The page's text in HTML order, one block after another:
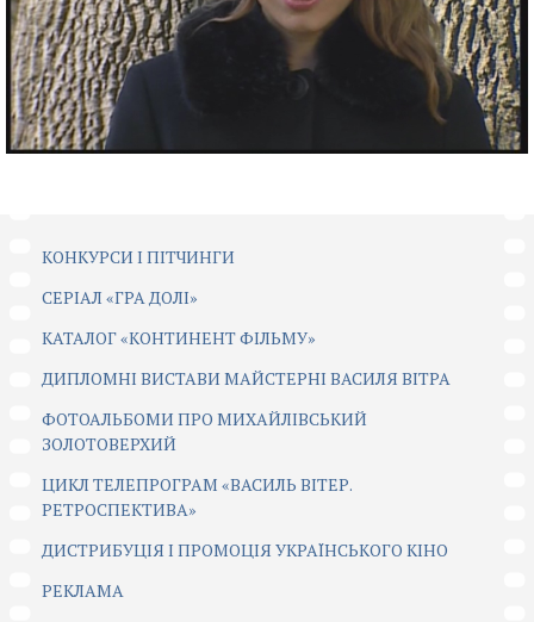
КОНКУРСИ І ПІТЧИНГИ
CЕРІАЛ «ГРА ДОЛІ»
КАТАЛОГ «КОНТИНЕНТ ФІЛЬМУ»
ДИПЛОМНІ ВИСТАВИ МАЙСТЕРНІ ВАСИЛЯ ВІТРА
ФОТОАЛЬБОМИ ПРО МИХАЙЛІВСЬКИЙ
ЗОЛОТОВЕРХИЙ
ЦИКЛ ТЕЛЕПРОГРАМ «ВАСИЛЬ ВІТЕР.
РЕТРОСПЕКТИВА»
ДИСТРИБУЦІЯ І ПРОМОЦІЯ УКРАЇНСЬКОГО КІНО
РЕКЛАМА